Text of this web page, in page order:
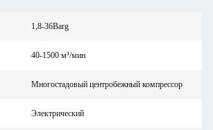
1,8-36Barg
40-1500 м³/мин
Многостадовый центробежный компрессор
Электрический